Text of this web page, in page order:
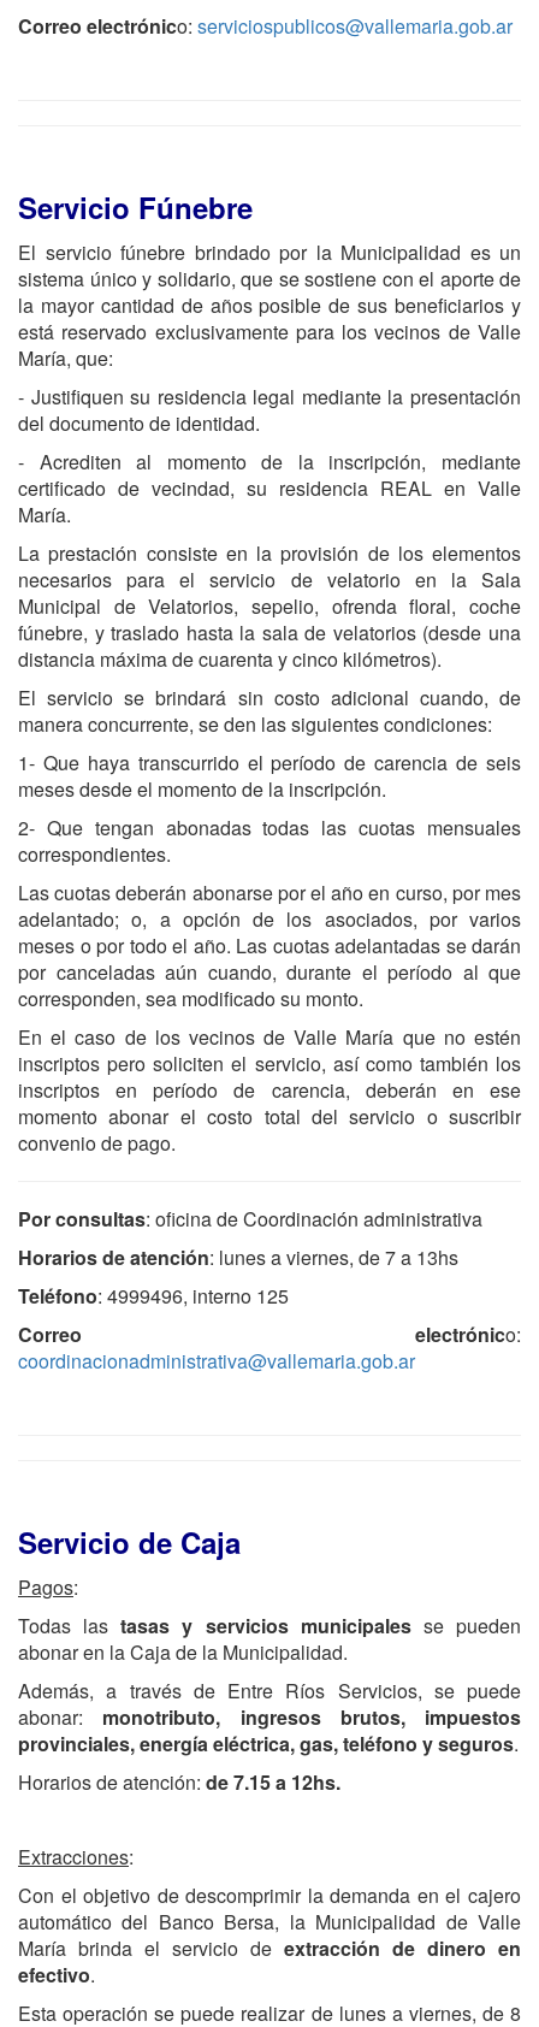
Correo electrónico: serviciospublicos@vallemaria.gob.ar
Servicio Fúnebre
El servicio fúnebre brindado por la Municipalidad es un
sistema único y solidario, que se sostiene con el aporte de
la mayor cantidad de años posible de sus beneficiarios y
está reservado exclusivamente para los vecinos de Valle
María, que:
- Justifiquen su residencia legal mediante la presentación
del documento de identidad.
- Acrediten al momento de la inscripción, mediante
certificado de vecindad, su residencia REAL en Valle
María.
La prestación consiste en la provisión de los elementos
necesarios para el servicio de velatorio en la Sala
Municipal de Velatorios, sepelio, ofrenda floral, coche
fúnebre, y traslado hasta la sala de velatorios (desde una
distancia máxima de cuarenta y cinco kilómetros).
El servicio se brindará sin costo adicional cuando, de
manera concurrente, se den las siguientes condiciones:
1- Que haya transcurrido el período de carencia de seis
meses desde el momento de la inscripción.
2- Que tengan abonadas todas las cuotas mensuales
correspondientes.
Las cuotas deberán abonarse por el año en curso, por mes
adelantado; o, a opción de los asociados, por varios
meses o por todo el año. Las cuotas adelantadas se darán
por canceladas aún cuando, durante el período al que
corresponden, sea modificado su monto.
En el caso de los vecinos de Valle María que no estén
inscriptos pero soliciten el servicio, así como también los
inscriptos en período de carencia, deberán en ese
momento abonar el costo total del servicio o suscribir
convenio de pago.
Por consultas: oficina de Coordinación administrativa
Horarios de atención: lunes a viernes, de 7 a 13hs
Teléfono: 4999496, interno 125
Correo electrónico:
coordinacionadministrativa@vallemaria.gob.ar
Servicio de Caja
Pagos:
Todas lastasas y servicios municipalesse pueden
abonar en la Caja de la Municipalidad.
Además, a través de Entre Ríos Servicios, se puede
abonar: monotributo, ingresos brutos, impuestos
provinciales, energía eléctrica, gas, teléfono y seguros.
Horarios de atención: de 7.15 a 12hs.
Extracciones:
Con el objetivo de descomprimir la demanda en el cajero
automático del Banco Bersa, la Municipalidad de Valle
María brinda el servicio de extracción de dinero en
efectivo.
Esta operación se puede realizar de lunes a viernes, de 8